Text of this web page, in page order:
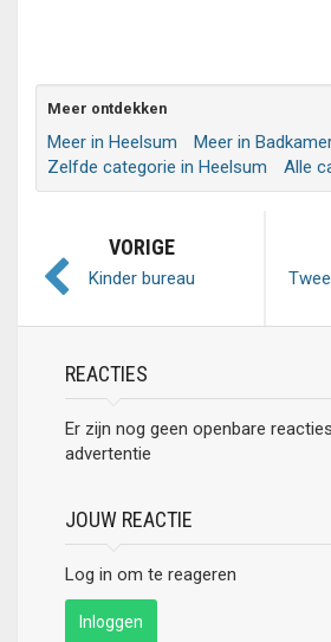
Meer ontdekken
Meer in Heelsum
Meer in
Zelfde categorie in Heelsum
Alle
VORIGE
Kinder bureau
REACTIES
Er zijn nog geen openbare
advertentie
JOUW REACTIE
Log in om te reageren
Inloggen